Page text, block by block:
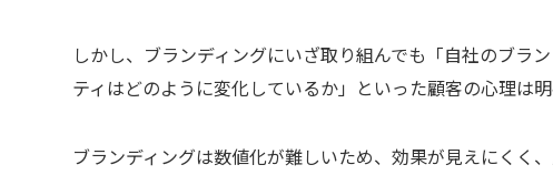
しかし、ブランディングにいざ取り組んでも「自社のブラ
ティはどのように変化しているか」といった顧客の心理は
ブランディングは数値化が難しいため、効果が見えにくく